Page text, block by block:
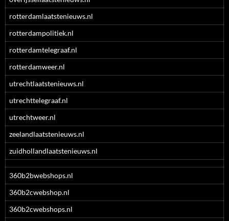
rotterdamlaatstenieuws.nl
rotterdampolitiek.nl
rotterdamtelegraaf.nl
rotterdamweer.nl
utrechtlaatstenieuws.nl
utrechttelegraaf.nl
utrechtweer.nl
zeelandlaatstenieuws.nl
zuidhollandlaatstenieuws.nl
360b2bwebshops.nl
360b2cwebshop.nl
360b2cwebshops.nl